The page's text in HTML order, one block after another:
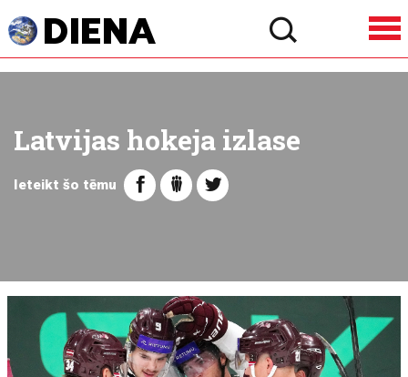
Latvijas hokeja izlase
Ieteikt šo tēmu